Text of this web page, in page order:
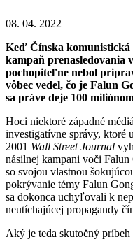
08. 04. 2022
Keď Čínska komunistická
kampaň prenasledovania
pochopiteľne nebol
vôbec vedel, čo je Falun
sa práve deje 100
Hoci niektoré západné
investigatívne správy, ktoré
2001 Wall Street Journal
násilnej kampani voči Falun
so svojou vlastnou
pokrývanie témy Falun
sa dokonca uchyľovali k
neutíchajúcej propagandy
Aký je teda skutočný